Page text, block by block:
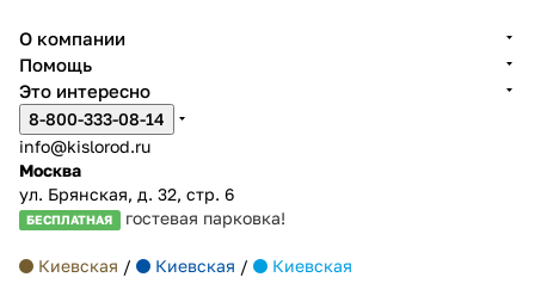
О компании
Помощь
Это интересно
8-800-333-08-14
info@kislorod.ru
Москва
ул. Брянская, д. 32, стр. 6
БЕСПЛАТНАЯ гостевая парковка!
Киевская / Киевская / Киевская